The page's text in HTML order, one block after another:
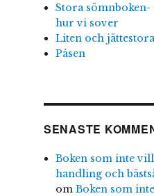
Stora
hur vi sover
Liten och
Påsen
SENASTE
Boken som inte
handling och
omBoken som